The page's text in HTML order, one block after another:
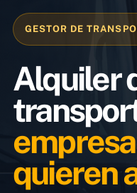
Servicios
Noticias
Contacto
GESTOR DE
Alquiler
quieren